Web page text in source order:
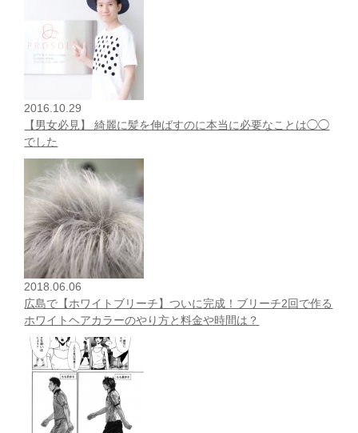
2016.10.29
【男女必見】 綺麗に髪を伸ばすのに本当に必要なことは◯◯
でした
2018.06.06
広島で【ホワイトブリーチ】ついに完成！ブリーチ2回で作る
ホワイトヘアカラーのやり方と料金や時間は？